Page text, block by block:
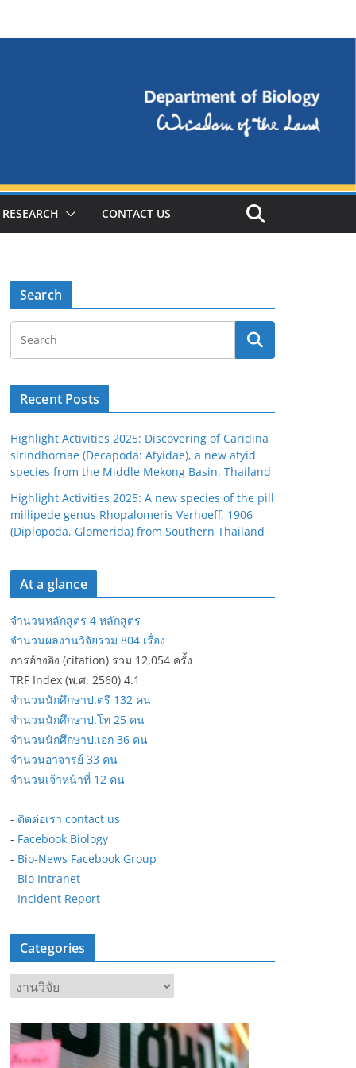
RESEARCH CONTACT US
Search
Recent Posts
Highlight Activities 2025: Discovering of Caridina
sirindhornae (Decapoda: Atyidae), a new atyid
species from the Middle Mekong Basin, Thailand
Highlight Activities 2025: A new species of the pill
millipede genus Rhopalomeris Verhoeff, 1906
(Diplopoda, Glomerida) from Southern Thailand
At a glance
จำนวนหลักสูตร 4 หลักสูตร
จำนวนผลงานวิจัยรวม 804 เรื่อง
การอ้างอิง (citation) รวม 12,054 ครั้ง
TRF Index (พ.ศ. 2560) 4.1
จำนวนนักศึกษาป.ตรี 132 คน
จำนวนนักศึกษาป.โท 25 คน
จำนวนนักศึกษาป.เอก 36 คน
จำนวนอาจารย์ 33 คน
จำนวนเจ้าหน้าที่ 12 คน
- ติดต่อเรา contact us
- Facebook Biology
- Bio-News Facebook Group
- Bio Intranet
- Incident Report
Categories
a
t
e
g